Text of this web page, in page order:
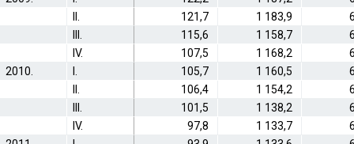
121,7 1 183,9
115,6 1 158,7
IV.
107,5 1 168,2
2010.
105,7 1 160,5
106,4 1 154,2
101,5 1 138,2
IV.
97,8 1 133,7